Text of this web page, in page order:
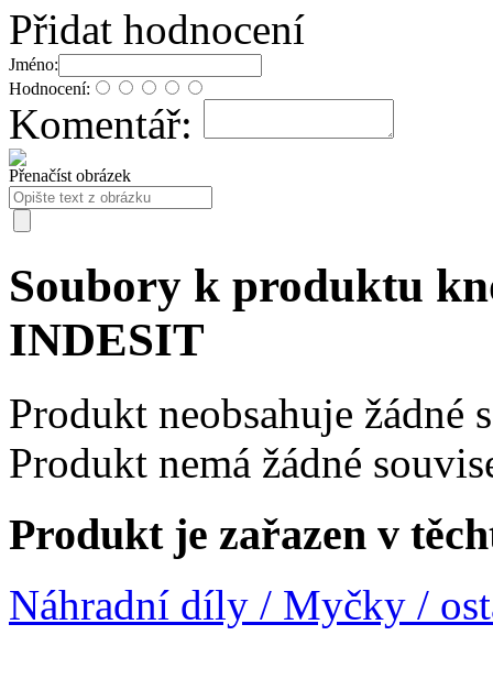
Přidat hodnocení
Jméno:
Hodnocení:
Komentář:
Přenačíst obrázek
Soubory k produktu
INDESIT
Produkt neobsahuje žádné
Produkt nemá žádné
Produkt je zařazen v
Náhradní díly / Myčky /